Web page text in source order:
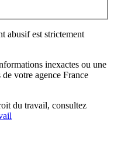
abusif est strictement
inexactes ou une
votre agence France
du travail, consultez